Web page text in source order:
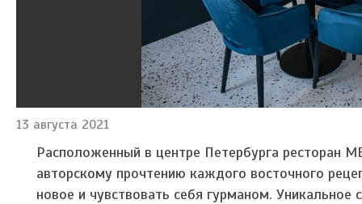
13 августа 2021
Расположенный в центре Петербурга ресторан
авторскому прочтению каждого восточного
новое и чувствовать себя гурманом.